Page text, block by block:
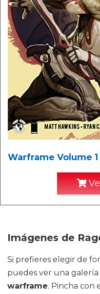
Warframe Volume 1
Imágenes de
Si prefieres elegir de
puedes ver una
warframe. Pincha con